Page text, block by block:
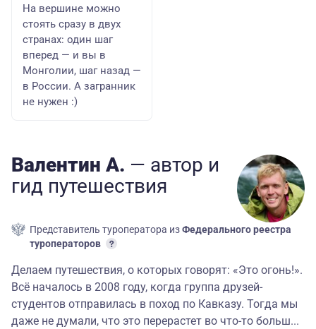
На вершине можно
стоять сразу в двух
странах: один шаг
вперед — и вы в
Монголии, шаг назад —
в России. А загранник
не нужен :)
Валентин А. — автор и
гид путешествия
Представитель туроператора изФедерального реестра
туроператоров
Делаем путешествия, о которых говорят: «Это огонь!».
Всё началось в 2008 году, когда группа друзей-
студентов отправилась в поход по Кавказу. Тогда мы
даже не думали, что это перерастет во что-то больш...